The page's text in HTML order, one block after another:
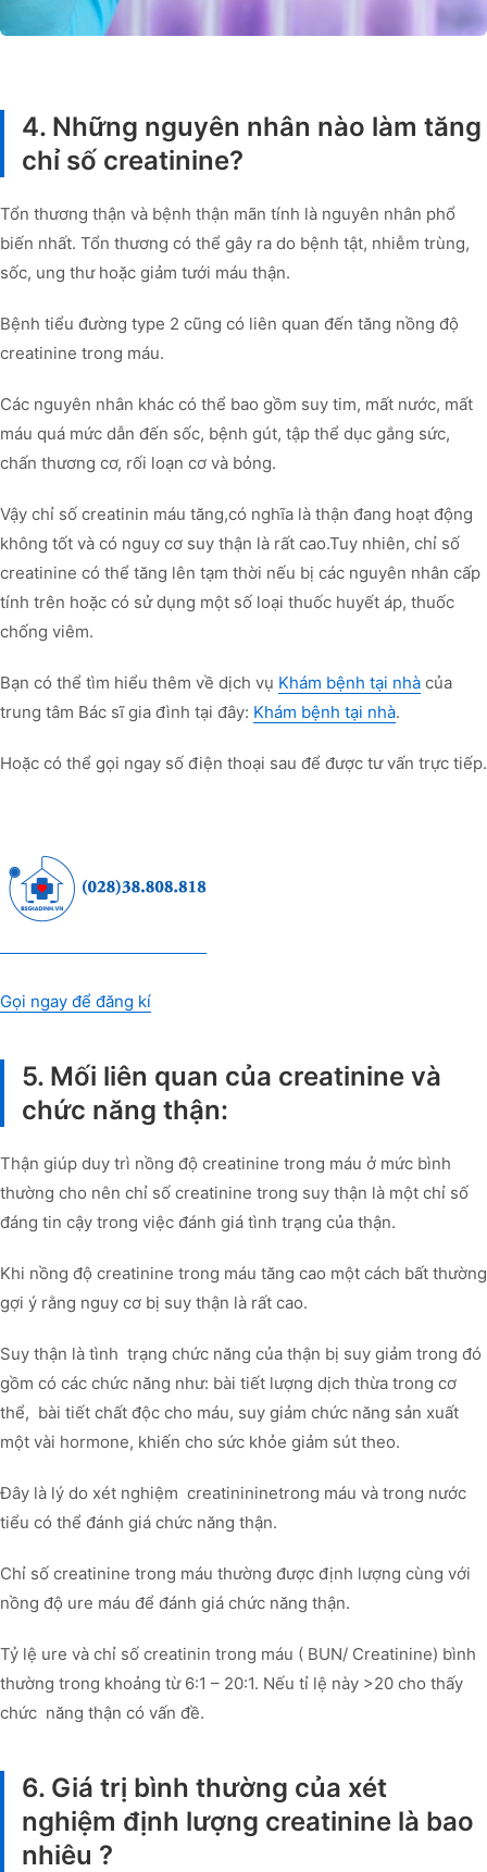
4. Những nguyên nhân nào làm tăng
chỉ số creatinine?
Tổn thương thận và bệnh thận mãn tính là nguyên nhân phổ
biến nhất. Tổn thương có thể gây ra do bệnh tật, nhiễm trùng,
sốc, ung thư hoặc giảm tưới máu thận.
Bệnh tiểu đường type 2 cũng có liên quan đến tăng nồng độ
creatinine trong máu.
Các nguyên nhân khác có thể bao gồm suy tim, mất nước, mất
máu quá mức dẫn đến sốc, bệnh gút, tập thể dục gắng sức,
chấn thương cơ, rối loạn cơ và bỏng.
Vậy chỉ số creatinin máu tăng,có nghĩa là thận đang hoạt động
không tốt và có nguy cơ suy thận là rất cao.Tuy nhiên, chỉ số
creatinine có thể tăng lên tạm thời nếu bị các nguyên nhân cấp
tính trên hoặc có sử dụng một số loại thuốc huyết áp, thuốc
chống viêm.
Bạn có thể tìm hiểu thêm về dịch vụ Khám bệnh tại nhà của
trung tâm Bác sĩ gia đình tại đây: Khám bệnh tại nhà.
Hoặc có thể gọi ngay số điện thoại sau để được tư vấn trực tiếp.
Gọi ngay để đăng kí
5. Mối liên quan của creatinine và
chức năng thận:
Thận giúp duy trì nồng độ creatinine trong máu ở mức bình
thường cho nên chỉ số creatinine trong suy thận là một chỉ số
đáng tin cậy trong việc đánh giá tình trạng của thận.
Khi nồng độ creatinine trong máu tăng cao một cách bất thường
gợi ý rằng nguy cơ bị suy thận là rất cao.
Suy thận là tình trạng chức năng của thận bị suy giảm trong đó
gồm có các chức năng như: bài tiết lượng dịch thừa trong cơ
thể, bài tiết chất độc cho máu, suy giảm chức năng sản xuất
một vài hormone, khiến cho sức khỏe giảm sút theo.
Đây là lý do xét nghiệm creatinininetrong máu và trong nước
tiểu có thể đánh giá chức năng thận.
Chỉ số creatinine trong máu thường được định lượng cùng với
nồng độ ure máu để đánh giá chức năng thận.
Tỷ lệ ure và chỉ số creatinin trong máu ( BUN/ Creatinine) bình
thường trong khoảng từ 6:1 – 20:1. Nếu tỉ lệ này >20 cho thấy
chức năng thận có vấn đề.
6. Giá trị bình thường của xét
nghiệm định lượng creatinine là bao
nhiêu ?